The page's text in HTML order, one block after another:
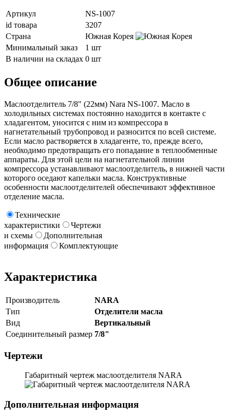
Артикул
NS-1007
id товара
3207
Страна
Южная Корея
Минимальный заказ
1 шт
В наличии на складах 0 шт
Общее описание
Маслоотделитель 7/8" (22мм) Nara NS-1007. Масло в
холодильных системах постоянно находится в контакте с
хладагентом, уносится с ним из компрессора в
нагнетательный трубопровод и разносится по всей системе.
Если масло растворяется в хладагенте, то, прежде всего,
необходимо предотвращать его попадание в теплообменные
аппараты. Для этой цели на нагнетательной линии
компрессора устанавливают маслоотделитель, в нижней части
которого оседают капельки масла. Конструктивные
особенности маслоотделителей обеспечивают эффективное
отделение масла.
Технические
характеристики
Чертежи
и схемы
Дополнительная
информация
Комплектующие
Характеристика
Производитель
NARA
Тип
Отделители масла
Вид
Вертикальный
Соединительный размер 7/8"
Чертежи
Габаритный чертеж маслоотделителя NARA
Дополнительная информация